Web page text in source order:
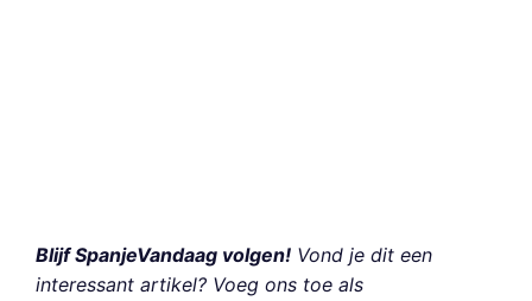
Blijf SpanjeVandaag volgen! Vond je dit een
interessant artikel? Voeg ons toe als